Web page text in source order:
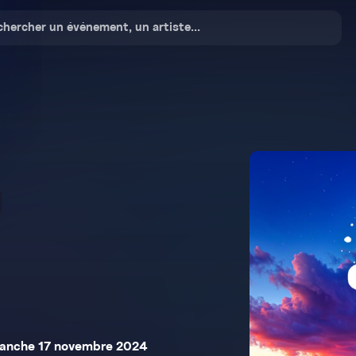
17 novembre 2024